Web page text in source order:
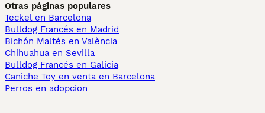
Otras páginas populares
Teckel en Barcelona
Bulldog Francés en Madrid
Bichón Maltés en València
Chihuahua en Sevilla
Bulldog Francés en Galicia
Caniche Toy en venta en Barcelona
Perros en adopcion